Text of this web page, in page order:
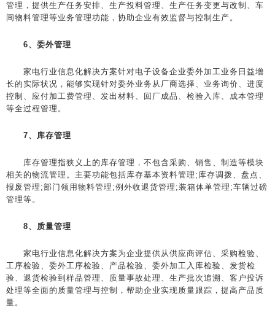
管理，提供生产任务安排、生产投料管理、生产任务变更与改制、车
间物料管理等业务管理功能，协助企业有效监督与控制生产。
6、委外管理
家电行业信息化解决方案针对电子设备企业委外加工业务日益增
长的实际状况，能够实现针对委外业务从厂商选择、业务询价、进度
控制、应付加工费管理、发出材料、回厂成品、检验入库、成本管理
等全过程管理。
7、库存管理
库存管理指狭义上的库存管理，不包含采购、销售、制造等模块
相关的物流管理。主要功能包括库存基本资料管理;库存调拨、盘点、
报废管理;部门领用物料管理;例外收退货管理;装箱体单管理;车辆过磅
管理等。
8、质量管理
家电行业信息化解决方案为企业提供从供应商评估、采购检验、
工序检验、委外工序检验、产品检验、委外加工入库检验、发货检
验、退货检验到样品管理、质量事故处理、生产批次追溯、客户投诉
处理等全面的质量管理与控制，帮助企业实现质量跟踪，提高产品质
量。